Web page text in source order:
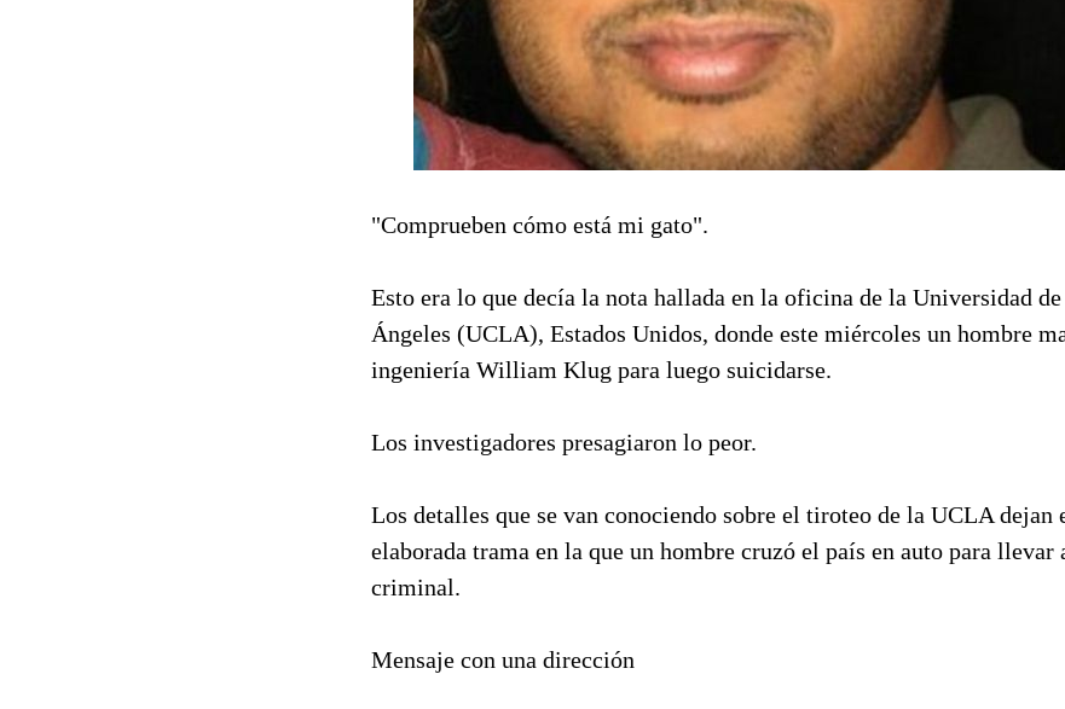
"Comprueben cómo está mi gato".
Esto era lo que decía la nota hallada en la oficina de la Universidad
Ángeles (UCLA), Estados Unidos, donde este miércoles un hombre
ingeniería William Klug para luego suicidarse.
Los investigadores presagiaron lo peor.
Los detalles que se van conociendo sobre el tiroteo de la UCLA dejan
elaborada trama en la que un hombre cruzó el país en auto para llevar
criminal.
Mensaje con una dirección